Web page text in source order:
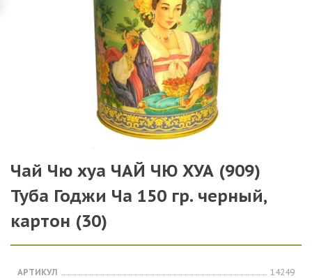
Чай Чю хуа ЧАЙ ЧЮ ХУА (909)
Туба Годжи Ча 150 гр. черный,
картон (30)
АРТИКУЛ
14249